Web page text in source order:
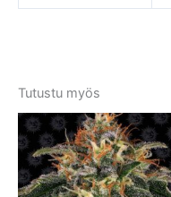
Tutustu myös